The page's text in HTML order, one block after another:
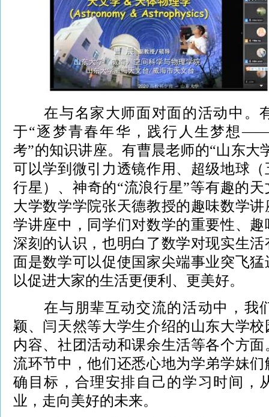
在与名家大师面对面的活动中。
于“逐梦青春年华，践行人生梦想
考”的知识讲座。有曹晨老师的“山东大
可以学到微引力透镜作用、超级地球
行星）、神奇的“流浪行星”等有趣的
大学数学学院张天德教授的趣味数学
学讲座中，同学们对数学的重要性、
深刻的认识，也明白了数学对现实生
面是数学可以促使国家尖端事业突飞
以促进大家的生活更便利、更美好。
在与朋辈互动交流的活动中，我
颖、闫天然等大学生介绍的山东大学
内容、社团活动和课余生活等各个方
流环节中，他们还悉心地为学弟学妹
确目标，合理安排自己的学习时间，
业，走向美好的未来。